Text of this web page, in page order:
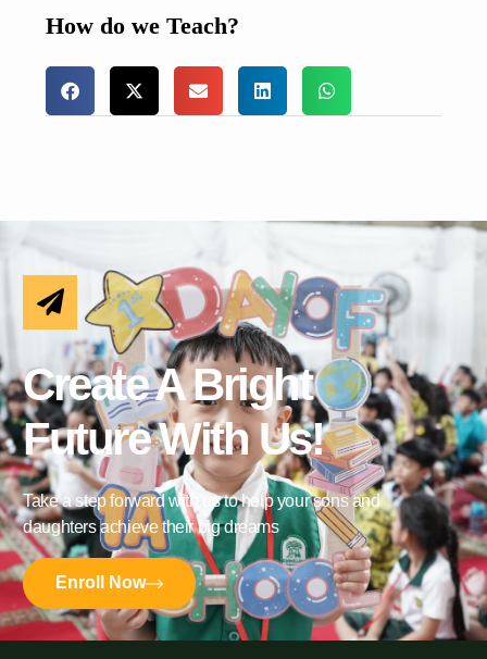
How do we Teach?
Create A Bright
Future With Us!
Take a step forward with us to help your sons and
daughters achieve their big dreams
Enroll Now